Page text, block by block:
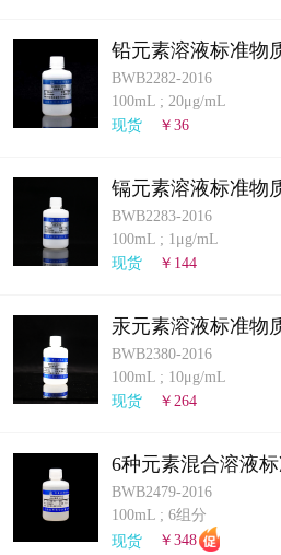
铅元素溶液标准物
BWB2282-2016
100mL ; 20μg/mL
现货
￥36
镉元素溶液标准物
BWB2283-2016
100mL ; 1μg/mL
现货
￥144
汞元素溶液标准物
BWB2380-2016
100mL ; 10μg/mL
现货
￥264
6种元素混合溶液
5009.268-2025)(ICP-
BWB2479-2016
100mL ; 6组分
现货
￥348
知识交流
公司主页
购物车
会员中心
联系我们
返回主页